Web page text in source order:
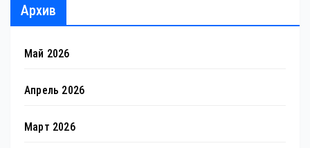
Архив
Май 2026
Апрель 2026
Март 2026